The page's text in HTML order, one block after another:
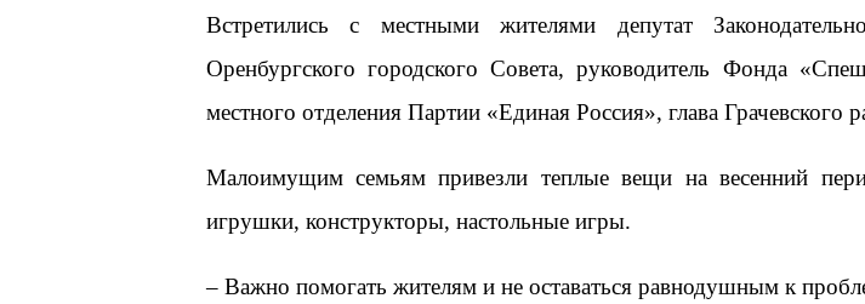
Встретились с местными жителями депутат
Оренбургского городского Совета, руководитель Фонда
местного отделения Партии «Единая Россия», глава Грачевского
Малоимущим семьям привезли теплые вещи на весенний
игрушки, конструкторы, настольные игры.
– Важно помогать жителям и не оставаться равнодушным к